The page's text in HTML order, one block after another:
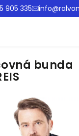
905 335
bunda